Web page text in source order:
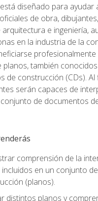
diseñado para ayudar
de obra,
e ingeniería,
en la industria de la
planos, también
de construcción (CDs). Al
serán capaces de
de documentos
comprensión de la
incluidos en un conjunto
(planos).
distintos planos y